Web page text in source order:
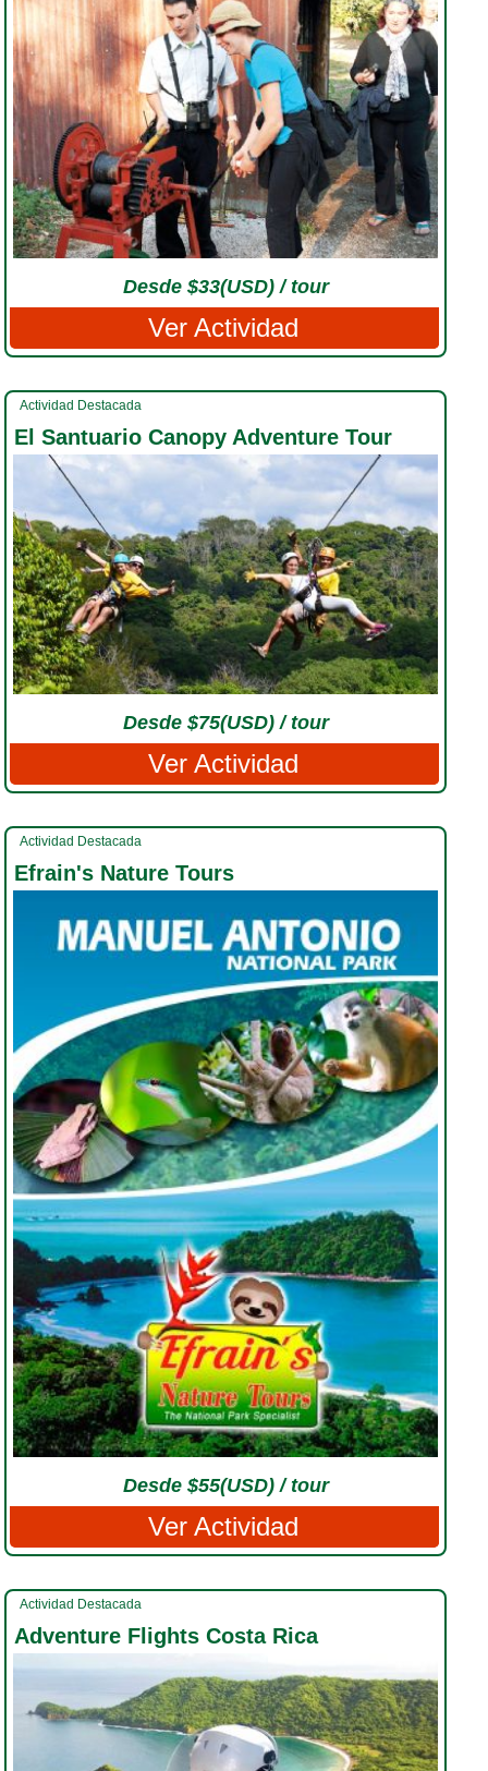
Desde $33(USD) / tour
Ver Actividad
Actividad Destacada
El Santuario Canopy Adventure Tour
Desde $75(USD) / tour
Ver Actividad
Actividad Destacada
Efrain's Nature Tours
Desde $55(USD) / tour
Ver Actividad
Actividad Destacada
Adventure Flights Costa Rica